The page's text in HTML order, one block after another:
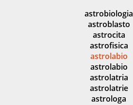
astrobiologia
astroblasto
astrocita
astrofisica
astrolabio
astrolabio
astrolatria
astrolatrie
astrologa